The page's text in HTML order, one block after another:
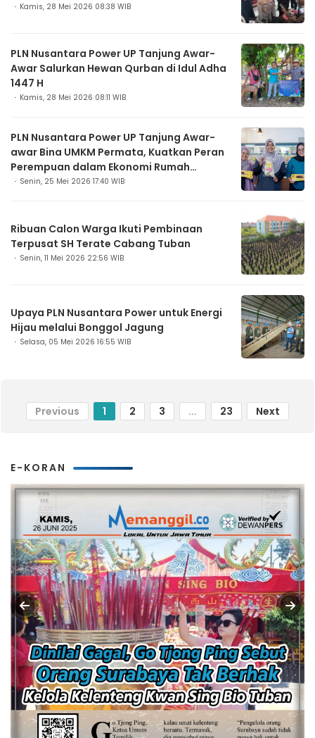
Kamis, 28 Mei 2026 08:38 WIB
PLN Nusantara Power UP Tanjung Awar-
Awar Salurkan Hewan Qurban di Idul Adha
1447 H
Kamis, 28 Mei 2026 08:11 WIB
PLN Nusantara Power UP Tanjung Awar-
awar Bina UMKM Permata, Kuatkan Peran
Perempuan dalam Ekonomi Rumah
Tangga
Senin, 25 Mei 2026 17:40 WIB
Ribuan Calon Warga Ikuti Pembinaan
Terpusat SH Terate Cabang Tuban
Senin, 11 Mei 2026 22:56 WIB
Upaya PLN Nusantara Power untuk Energi
Hijau melalui Bonggol Jagung
Selasa, 05 Mei 2026 16:55 WIB
Previous 1 2 3 ... 23 Next
E-KORAN